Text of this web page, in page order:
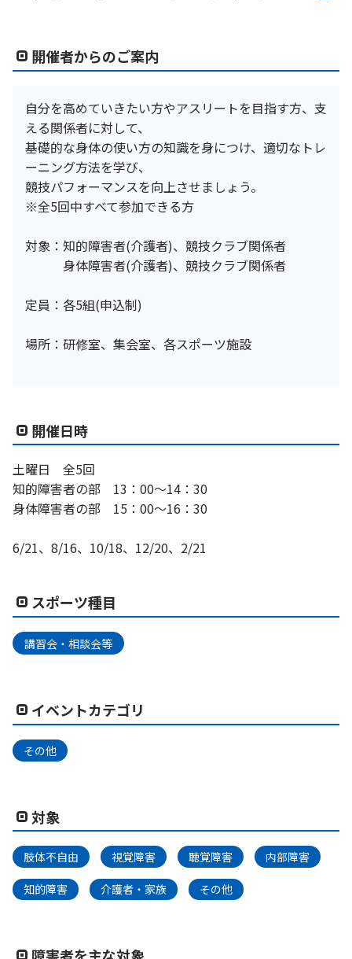
開催者からのご案内
自分を高めていきたい方やアスリートを目指す方、支
える関係者に対して、
基礎的な身体の使い方の知識を身につけ、適切なトレ
ーニング方法を学び、
競技パフォーマンスを向上させましょう。
※全5回中すべて参加できる方
対象：知的障害者(介護者)、競技クラブ関係者
身体障害者(介護者)、競技クラブ関係者
定員：各5組(申込制)
場所：研修室、集会室、各スポーツ施設
開催日時
土曜日 全5回
知的障害者の部 13：00～14：30
身体障害者の部 15：00～16：30
6/21、8/16、10/18、12/20、2/21
スポーツ種目
講習会・相談会等
イベントカテゴリ
その他
対象
肢体不自由 視覚障害 聴覚障害 内部障害
知的障害 介護者・家族 その他